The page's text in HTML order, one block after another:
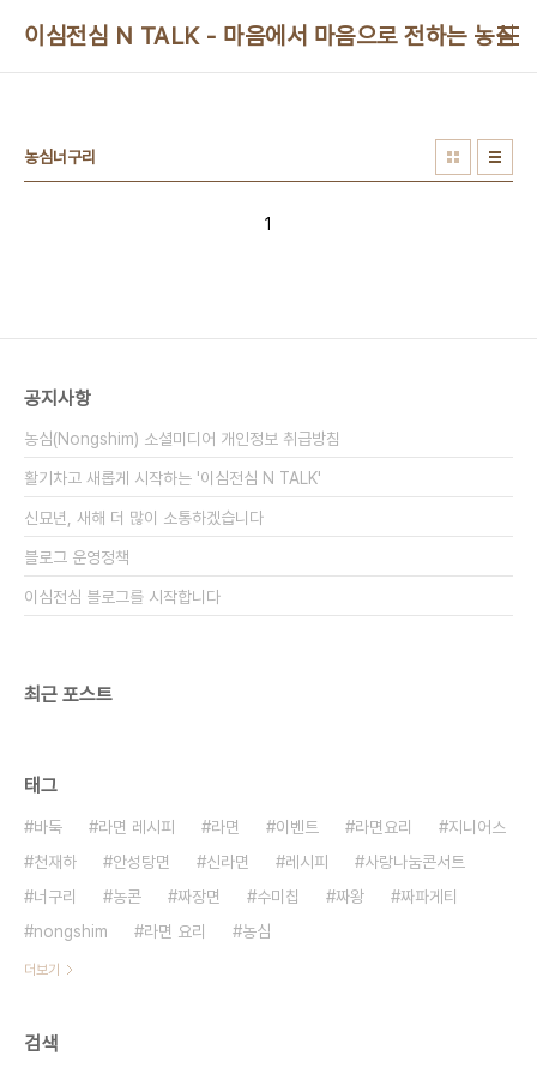
이심전심 N TALK - 마음에서 마음으로 전하는 농심
농심너구리
1
공지사항
농심(Nongshim) 소셜미디어 개인정보 취급방침
활기차고 새롭게 시작하는 '이심전심 N TALK'
신묘년, 새해 더 많이 소통하겠습니다
블로그 운영정책
이심전심 블로그를 시작합니다
최근 포스트
태그
바둑 라면 레시피 라면 이벤트 라면요리
지니어스
천재하
안성탕면 신라면 레시피
사랑나눔콘서트
너구리
농콘 짜장면 수미칩 짜왕
짜파게티
nongshim
라면 요리 농심
더보기
검색